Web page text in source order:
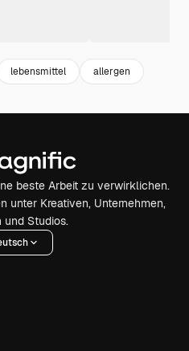
lebensmittel allergen
beste Arbeit zu verwirklichen.
unter Kreativen, Unternehmen,
und Studios.